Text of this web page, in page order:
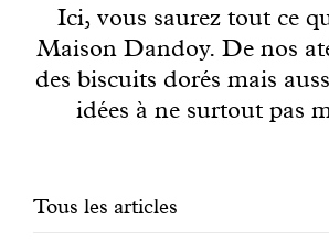
Pains sucrés
Gâteaux
Ici, vous saurez tout ce
Maison Dandoy. De nos
des biscuits dorés mais
idées à ne surtout pas
Filtrer
Tous les articles